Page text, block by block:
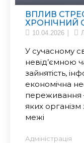
ВПЛИВ
ХРОНІЧНИЙ
10.04.2026
У сучасному
невід’ємною
зайнятість,
економічна
переживання
яких
межі
Адміністрація